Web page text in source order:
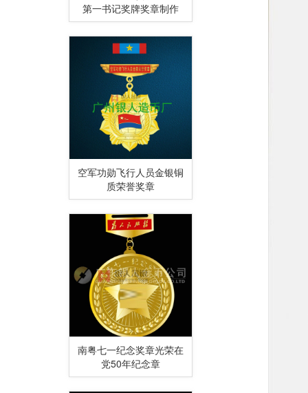
第一书记奖牌奖章制作
空军功勋飞行人员金银铜
质荣誉奖章
南粤七一纪念奖章光荣在
党50年纪念章